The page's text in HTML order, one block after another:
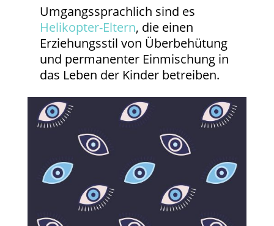
Umgangssprachlich sind es
Helikopter-Eltern, die einen
Erziehungsstil von Überbehütung
und permanenter Einmischung in
das Leben der Kinder betreiben.